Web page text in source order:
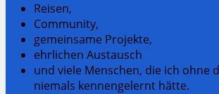
Reisen,
Community,
gemeinsame Projekte,
ehrlichen Austausch
und viele Menschen, die ich ohne
niemals kennengelernt hätte.